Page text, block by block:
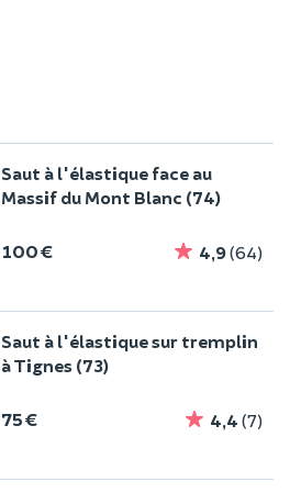
Saut à l'élastique face au
Massif du Mont Blanc (74)
100 € 4,9(64)
Saut à l'élastique sur tremplin
à Tignes (73)
75 € 4,4 (7)